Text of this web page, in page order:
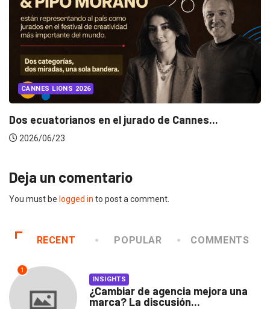
CANNES LIONS 2026
Dos ecuatorianos en el jurado de Cannes...
2026/06/23
Deja un comentario
You must be logged in to post a comment.
RECENT POPULAR COMMENTS
1
INSIGHTS
¿Cambiar de agencia mejora una
marca? La discusión...